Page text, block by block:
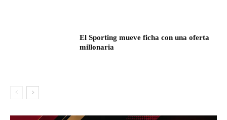
El Sporting mueve ficha con una oferta
millonaria